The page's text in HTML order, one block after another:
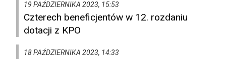
19 PAŹDZIERNIKA 2023, 15:53
Czterech beneficjentów w 12. rozdaniu
dotacji z KPO
18 PAŹDZIERNIKA 2023, 14:33